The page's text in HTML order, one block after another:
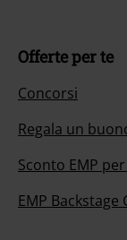
Offerte per te
Concorsi
Regala un
Sconto EMP
EMP Backstage